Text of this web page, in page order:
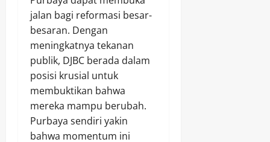
jalan bagi reformasi besar-
besaran. Dengan
meningkatnya tekanan
publik, DJBC berada dalam
posisi krusial untuk
membuktikan bahwa
mereka mampu berubah.
Purbaya sendiri yakin
bahwa momentum ini